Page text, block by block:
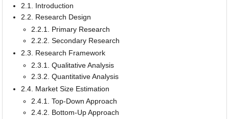
2.1. Introduction
2.2. Research Design
2.2.1. Primary Research
2.2.2. Secondary Research
2.3. Research Framework
2.3.1. Qualitative Analysis
2.3.2. Quantitative Analysis
2.4. Market Size Estimation
2.4.1. Top-Down Approach
2.4.2. Bottom-Up Approach